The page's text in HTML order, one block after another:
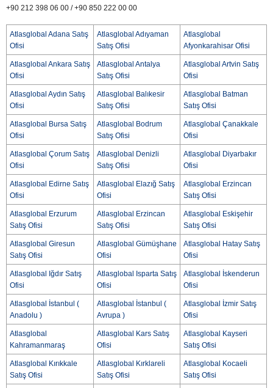
+90 212 398 06 00 / +90 850 222 00 00
Atlasglobal Adana Satış
Ofisi
Atlasglobal Adıyaman
Satış Ofisi
Atlasglobal
Afyonkarahisar Ofisi
Atlasglobal Ankara Satış
Ofisi
Atlasglobal Antalya
Satış Ofisi
Atlasglobal Artvin Satış
Ofisi
Atlasglobal Aydın Satış
Ofisi
Atlasglobal Balıkesir
Satış Ofisi
Atlasglobal Batman
Satış Ofisi
Atlasglobal Bursa Satış
Ofisi
Atlasglobal Bodrum
Satış Ofisi
Atlasglobal Çanakkale
Ofisi
Atlasglobal Çorum Satış
Ofisi
Atlasglobal Denizli
Satış Ofisi
Atlasglobal Diyarbakır
Ofisi
Atlasglobal Edirne Satış
Ofisi
Atlasglobal Elazığ Satış
Ofisi
Atlasglobal Erzincan
Satış Ofisi
Atlasglobal Erzurum
Satış Ofisi
Atlasglobal Erzincan
Satış Ofisi
Atlasglobal Eskişehir
Satış Ofisi
Atlasglobal Giresun
Satış Ofisi
Atlasglobal Gümüşhane
Ofisi
Atlasglobal Hatay Satış
Ofisi
Atlasglobal Iğdır Satış
Ofisi
Atlasglobal Isparta Satış
Ofisi
Atlasglobal İskenderun
Ofisi
Atlasglobal İstanbul (
Anadolu )
Atlasglobal İstanbul (
Avrupa )
Atlasglobal İzmir Satış
Ofisi
Atlasglobal
Kahramanmaraş
Atlasglobal Kars Satış
Ofisi
Atlasglobal Kayseri
Satış Ofisi
Atlasglobal Kırıkkale
Satış Ofisi
Atlasglobal Kırklareli
Satış Ofisi
Atlasglobal Kocaeli
Satış Ofisi